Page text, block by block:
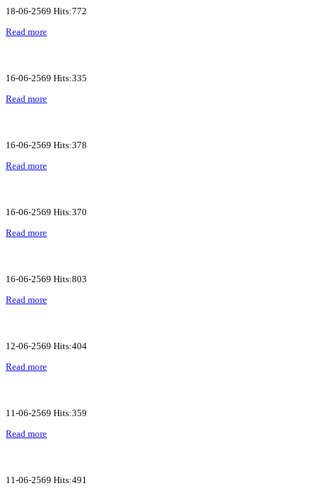
18-06-2569 Hits:772
Read more
16-06-2569 Hits:335
Read more
16-06-2569 Hits:378
Read more
16-06-2569 Hits:370
Read more
16-06-2569 Hits:803
Read more
12-06-2569 Hits:404
Read more
11-06-2569 Hits:359
Read more
11-06-2569 Hits:491